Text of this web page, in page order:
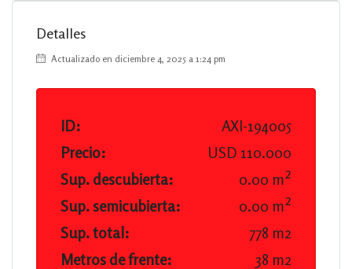
Detalles
Actualizado en diciembre 4, 2025 a 1:24 pm
ID:
AXI-194005
Precio:
USD 110.000
Sup. descubierta:
0.00 m²
Sup. semicubierta:
0.00 m²
Sup. total:
778 m2
Metros de frente:
38 m2